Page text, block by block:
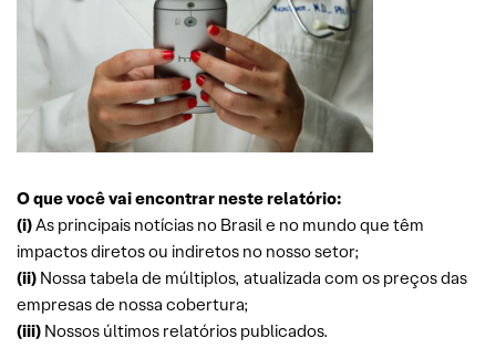
O que você vai encontrar neste relatório:
(i)As principais notícias no Brasil e no mundo que têm
impactos diretos ou indiretos no nosso setor;
(ii) Nossa tabela de múltiplos, atualizada com os preços das
empresas de nossa cobertura;
(iii) Nossos últimos relatórios publicados.